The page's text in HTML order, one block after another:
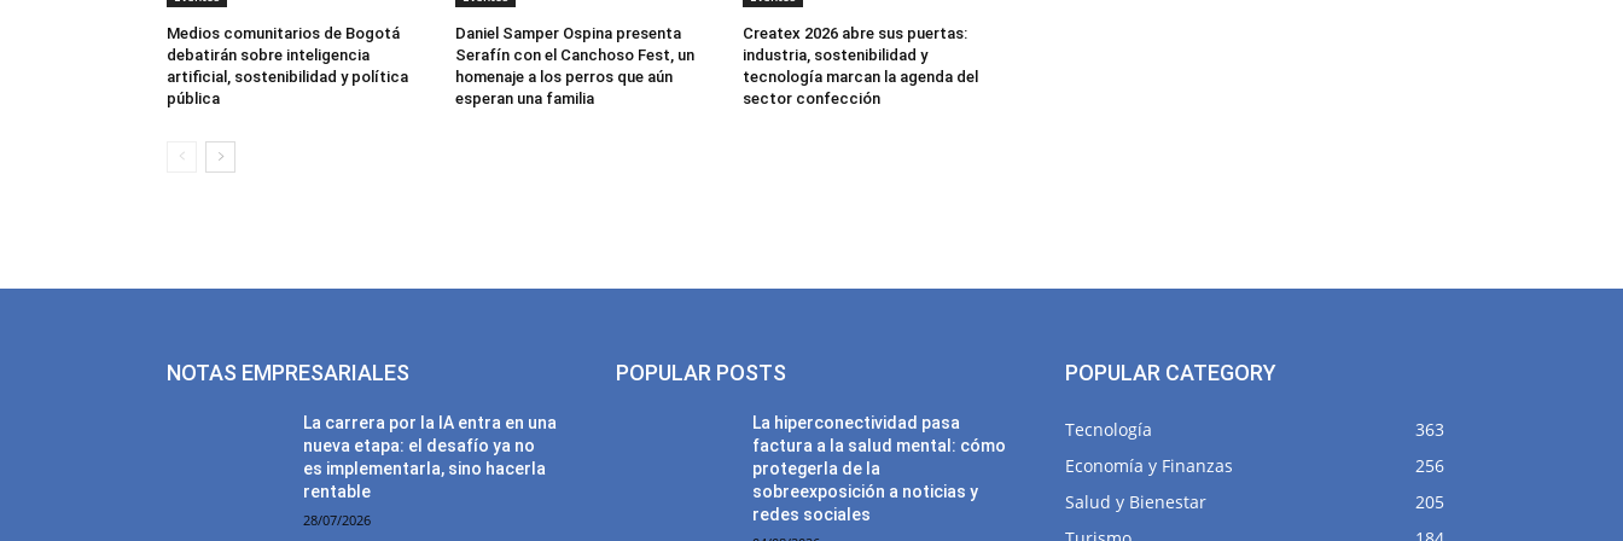
Medios comunitarios de Bogotá
debatirán sobre inteligencia
artificial, sostenibilidad y política
pública
Daniel Samper Ospina presenta
Serafín con el Canchoso Fest, un
homenaje a los perros que aún
esperan una familia
Createx 2026 abre sus puertas:
industria, sostenibilidad y
tecnología marcan la agenda del
sector confección
NOTAS EMPRESARIALES
La carrera por la IA entra en una
nueva etapa: el desafío ya no
es implementarla, sino hacerla
rentable
28/07/2026
POPULAR POSTS
La hiperconectividad pasa
factura a la salud mental: cómo
protegerla de la
sobreexposición a noticias y
redes sociales
POPULAR CATEGORY
Tecnología
363
Economía y Finanzas
256
Salud y Bienestar
205